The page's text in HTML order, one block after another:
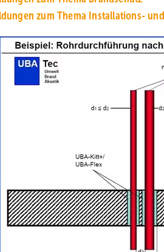
zum Thema Installations-